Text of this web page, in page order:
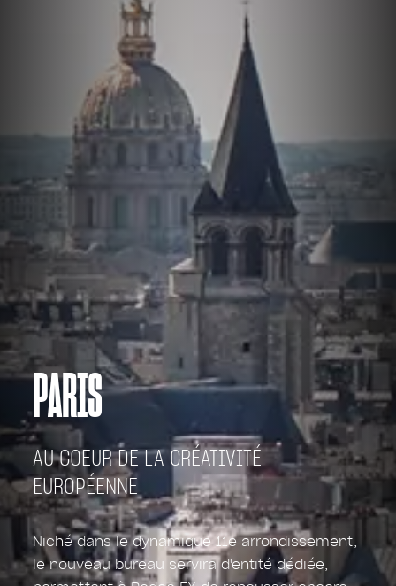
PARIS
AU COEUR DE LA CRÉATIVITÉ
EUROPÉENNE
Niché dans le dynamique 11e arrondissement,
le nouveau bureau servira d'entité dédiée,